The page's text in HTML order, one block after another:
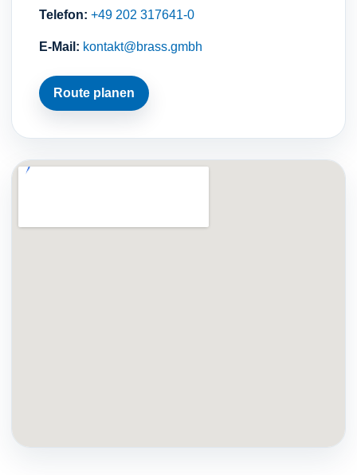
Telefon: +49 202 317641-0
E-Mail: kontakt@brass.gmbh
Route planen